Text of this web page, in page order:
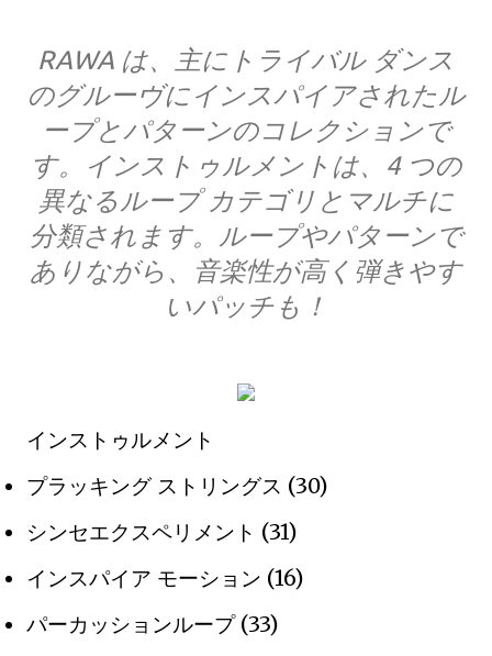
RAWA は、主にトライバル ダンス
のグルーヴにインスパイアされたル
ープとパターンのコレクションで
す。インストゥルメントは、4 つの
異なるループ カテゴリとマルチに
分類されます。ループやパターンで
ありながら、音楽性が高く弾きやす
いパッチも！
インストゥルメント
プラッキング ストリングス (30)
シンセエクスペリメント (31)
インスパイア モーション (16)
パーカッションループ (33)